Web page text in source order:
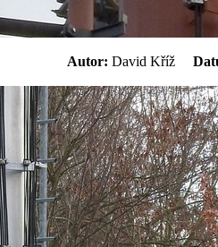
Autor: David Kříž